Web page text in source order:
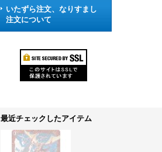
いたずら注文、なりすまし
注文について
最近チェックしたアイテム